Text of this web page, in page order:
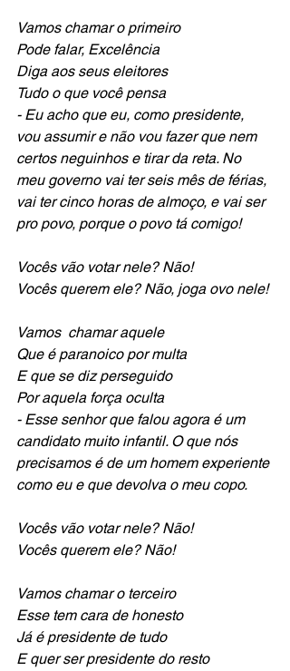
Vamos chamar o primeiro
Pode falar, Excelência
Diga aos seus eleitores
Tudo o que você pensa
- Eu acho que eu, como presidente,
vou assumir e não vou fazer que nem
certos neguinhos e tirar da reta. No
meu governo vai ter seis mês de férias,
vai ter cinco horas de almoço, e vai ser
pro povo, porque o povo tá comigo!
Vocês vão votar nele? Não!
Vocês querem ele? Não, joga ovo nele!
Vamos  chamar aquele
Que é paranoico por multa
E que se diz perseguido
Por aquela força oculta
- Esse senhor que falou agora é um
candidato muito infantil. O que nós
precisamos é de um homem experiente
como eu e que devolva o meu copo.
Vocês vão votar nele? Não!
Vocês querem ele? Não!
Vamos chamar o terceiro
Esse tem cara de honesto
Já é presidente de tudo
E quer ser presidente do resto